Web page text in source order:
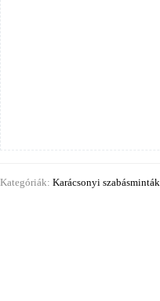
Kategóriák: Karácsonyi szabásminták